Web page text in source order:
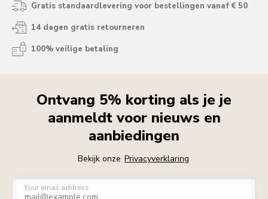
Gratis standaardlevering voor bestellingen vanaf € 50
14 dagen gratis retourneren
100% veilige betaling
Ontvang 5% korting als je je
aanmeldt voor nieuws en
aanbiedingen
Bekijk onze Privacyverklaring
Your email address